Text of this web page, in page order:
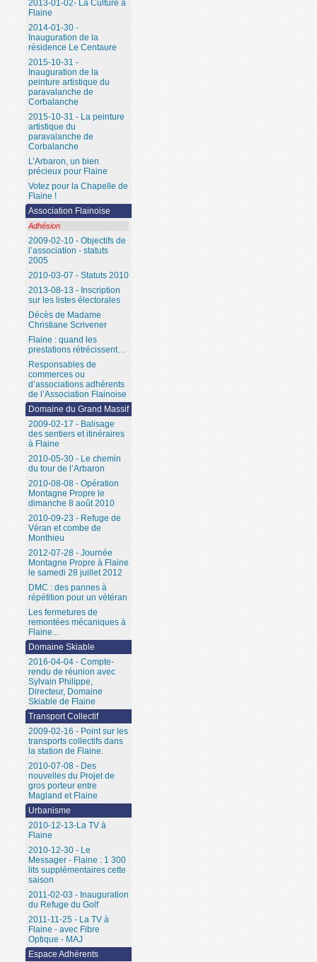
2013-01-02- La Culture à
Flaine
2014-01-30 -
Inauguration de la
résidence Le Centaure
2015-10-31 -
Inauguration de la
peinture artistique du
paravalanche de
Corbalanche
2015-10-31 - La peinture
artistique du
paravalanche de
Corbalanche
L’Arbaron, un bien
précieux pour Flaine
Votez pour la Chapelle de
Flaine !
Association Flainoise
Adhésion
2009-02-10 - Objectifs de
l’association - statuts
2005
2010-03-07 - Statuts 2010
2013-08-13 - Inscription
sur les listes électorales
Décès de Madame
Christiane Scrivener
Flaine : quand les
prestations rétrécissent…
Responsables de
commerces ou
d’associations adhérents
de l’Association Flainoise
Domaine du Grand Massif
2009-02-17 - Balisage
des sentiers et itinéraires
à Flaine
2010-05-30 - Le chemin
du tour de l’Arbaron
2010-08-08 - Opération
Montagne Propre le
dimanche 8 août 2010
2010-09-23 - Refuge de
Véran et combe de
Monthieu
2012-07-28 - Journée
Montagne Propre à Flaine
le samedi 28 juillet 2012
DMC : des pannes à
répétition pour un vétéran
Les fermetures de
remontées mécaniques à
Flaine...
Domaine Skiable
2016-04-04 - Compte-
rendu de réunion avec
Sylvain Philippe,
Directeur, Domaine
Skiable de Flaine
Transport Collectif
2009-02-16 - Point sur les
transports collectifs dans
la station de Flaine.
2010-07-08 - Des
nouvelles du Projet de
gros porteur entre
Magland et Flaine
Urbanisme
2010-12-13-La TV à
Flaine
2010-12-30 - Le
Messager - Flaine : 1 300
lits supplémentaires cette
saison
2011-02-03 - Inauguration
du Refuge du Golf
2011-11-25 - La TV à
Flaine - avec Fibre
Optique - MAJ
Espace Adhérents